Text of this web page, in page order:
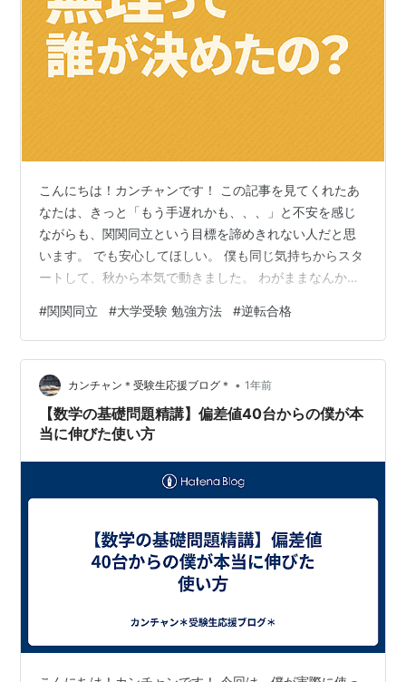
こんにちは！カンチャンです！ この記事を見てくれたあ
なたは、きっと「もう手遅れかも、、、」と不安を感じ
ながらも、関関同立という目標を諦めきれない人だと思
います。 でも安心してほしい。 僕も同じ気持ちからスタ
ートして、秋から本気で動きました。 わがままなんかじ
価値があります。 ①今からでも「全然間に合う」って本
当？ 結論から言うと、「やり方を間違えなければ間に合
います」。 秋からの逆転合格は、 ・戦略的な時間の使い
方 ・正しい参考書選び ・焦らず、やりきる力 があれ
ば、実現可能です。 僕自身、偏差値40からスタートして
3か月で15以上アップしまし…
#関関同立 #大学受験 勉強方法 #逆転合格
カンチャン＊受験生応援ブログ＊ • 1年前
【数学の基礎問題精講】偏差値40台からの僕が本
当に伸びた使い方